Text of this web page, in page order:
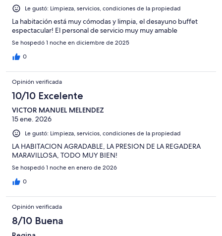
Le gustó: Limpieza, servicios, condiciones de la propiedad
La habitación está muy cómodas y limpia, el desayuno buffet
espectacular! El personal de servicio muy muy amable
Se hospedó 1 noche en diciembre de 2025
0
Opinión verificada
10/10 Excelente
VICTOR MANUEL MELENDEZ
15 ene. 2026
Le gustó: Limpieza, servicios, condiciones de la propiedad
LA HABITACION AGRADABLE, LA PRESION DE LA REGADERA
MARAVILLOSA, TODO MUY BIEN!
Se hospedó 1 noche en enero de 2026
0
Opinión verificada
8/10 Buena